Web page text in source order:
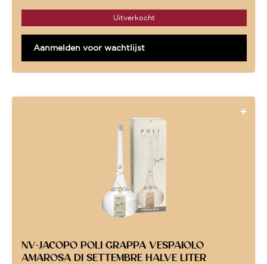
Uitverkocht
Aanmelden voor wachtlijst
NV-JACOPO POLI GRAPPA VESPAIOLO
AMAROSA DI SETTEMBRE HALVE LITER